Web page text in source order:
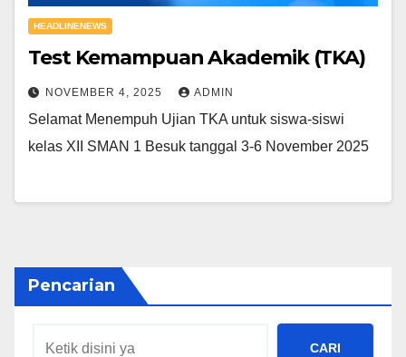
HEADLINENEWS
Test Kemampuan Akademik (TKA)
NOVEMBER 4, 2025 ADMIN
Selamat Menempuh Ujian TKA untuk siswa-siswi
kelas XII SMAN 1 Besuk tanggal 3-6 November 2025
Pencarian
CARI